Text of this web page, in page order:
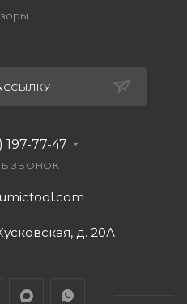
197-77-47
ЗВОНОК
д. 20А